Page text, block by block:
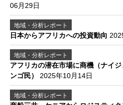
06月29日
地域・分析レポート
日本からアフリカへの投資動向
地域・分析レポート
アフリカの潜在市場に商機（ナイ
ンゴ民） 2025年10月14日
地域・分析レポート